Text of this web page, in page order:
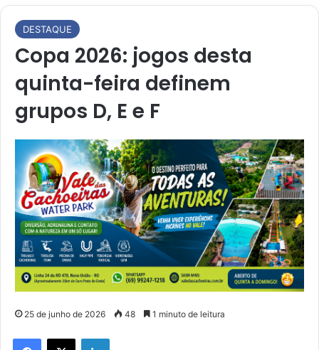
DESTAQUE
Copa 2026: jogos desta
quinta-feira definem
grupos D, E e F
25 de junho de 2026 48 1 minuto de leitura
Facebook
X Linkedin